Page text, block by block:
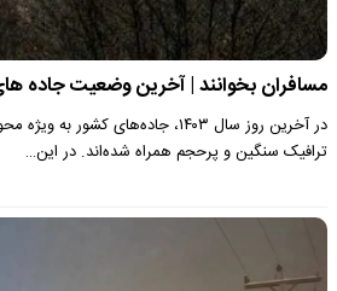
مسافران بخوانند | آخرین وضعیت جاده
در آخرین روز سال ۱۴۰۳، جاده‌های
ترافیک سنگین و پرحجم همراه شده‌اند. در این…